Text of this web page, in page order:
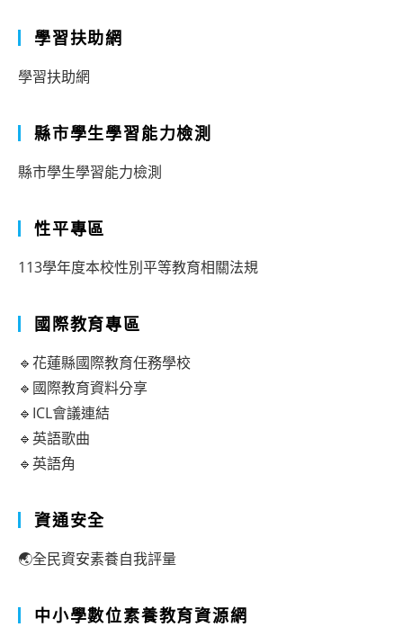
學習扶助網
學習扶助網
縣市學生學習能力檢測
縣市學生學習能力檢測
性平專區
113學年度本校性別平等教育相關法規
國際教育專區
🔹花蓮縣國際教育任務學校
🔹國際教育資料分享
🔹ICL會議連結
🔹英語歌曲
🔹英語角
資通安全
🌏全民資安素養自我評量
中小學數位素養教育資源網